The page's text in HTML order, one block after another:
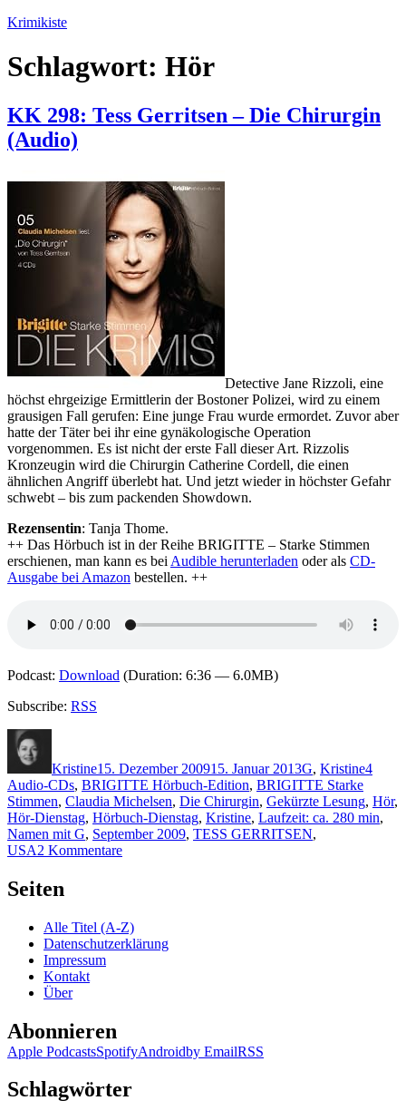
Zum
springen
Krimikiste
Schlagwort: Hör
KK 298: Tess Gerritsen – Die Chirurgin
(Audio)
Detective Jane Rizzoli, eine
höchst ehrgeizige Ermittlerin der Bostoner Polizei, wird zu einem
grausigen Fall gerufen: Eine junge Frau wurde ermordet. Zuvor aber
hatte der Täter bei ihr eine gynäkologische Operation
vorgenommen. Es ist nicht der erste Fall dieser Art. Rizzolis
Kronzeugin wird die Chirurgin Catherine Cordell, die einen
ähnlichen Angriff überlebt hat. Und jetzt wieder in höchster Gefahr
schwebt – bis zum packenden Showdown.
Rezensentin: Tanja Thome.
++ Das Hörbuch ist in der Reihe BRIGITTE – Starke Stimmen
erschienen, man kann es bei Audible herunterladen oder als CD-
Ausgabe bei Amazon bestellen. ++
Podcast: Download (Duration: 6:36 — 6.0MB)
Subscribe: RSS
Kristine15. Dezember 200915. Januar 2013G, Kristine4
Audio-CDs, BRIGITTE Hörbuch-Edition, BRIGITTE Starke
Stimmen, Claudia Michelsen, Die Chirurgin, Gekürzte Lesung, Hör,
Hör-Dienstag, Hörbuch-Dienstag, Kristine, Laufzeit: ca. 280 min,
Namen mit G, September 2009, TESS GERRITSEN,
USA2 Kommentarezu
–
Die
Seiten
Alle Titel (A-Z)
Datenschutzerklärung
Impressum
Kontakt
Über
Abonnieren
Apple PodcastsSpotifyAndroidby EmailRSS
Schlagwörter